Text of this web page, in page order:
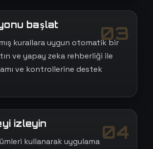
03
başlat
kurallara uygun otomatik bir
ve yapay zeka rehberliği ile
ve kontrollerine destek
04
izleyin
kullanarak uygulama